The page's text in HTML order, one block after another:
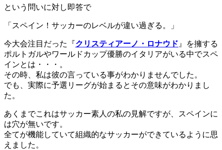
という問いに対し即答で
「スペイン！サッカーのレベルが違い過ぎる。」
今大会注目だった『クリスティアーノ・ロナウド 』を擁する
ポルトガルやワールドカップ優勝のイタリアがいる中でスペ
インとは・・・。
その時、私は彼の言っている事がわかりませんでした。
でも、実際に予選リーグが始まるとその意味がわかりまし
た。
あくまでこれはサッカー素人の私の見解ですが、スペインに
は穴が無いです。
全てが機能していて組織的なサッカーができているように思
えました。